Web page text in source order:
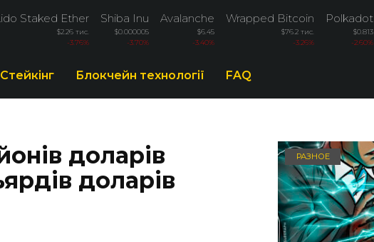
Staked Ether
$2.26 тис.
-3.76%
Shiba Inu
$0.000005
-3.70%
Avalanche
$6.45
-3.40%
Wrapped Bitcoin
$76.2 тис.
-3.26%
Polkadot
$0.813
-2.60%
Стейкінг Блокчейн технології FAQ
доларів
доларів
РАЗНОЕ